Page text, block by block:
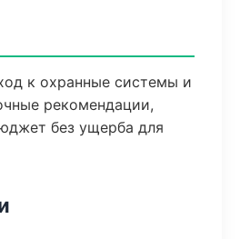
к охранные системы и
рекомендации,
без ущерба для